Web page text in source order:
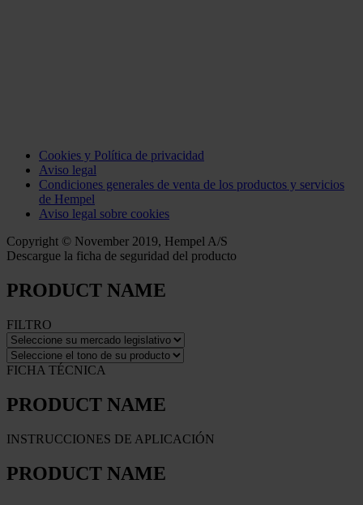
Cookies y Política de privacidad
Aviso legal
Condiciones generales de venta de los productos y servicios
de Hempel
Aviso legal sobre cookies
Copyright © November 2019, Hempel A/S
Descargue la ficha de seguridad del producto
PRODUCT NAME
FILTRO
FICHA TÉCNICA
PRODUCT NAME
INSTRUCCIONES DE APLICACIÓN
PRODUCT NAME